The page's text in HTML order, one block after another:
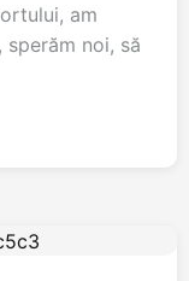
am
noi, să